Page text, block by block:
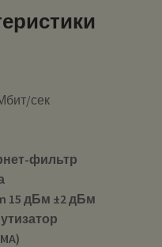
сек
фильтр
15 дБм ±2 дБм